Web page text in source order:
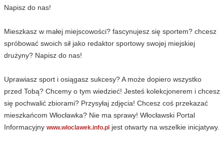
Napisz do nas!
Mieszkasz w małej miejscowości? fascynujesz się sportem? chcesz
spróbować swoich sił jako redaktor sportowy swojej miejskiej
drużyny? Napisz do nas!
Uprawiasz sport i osiągasz sukcesy? A może dopiero wszystko
przed Tobą? Chcemy o tym wiedzieć! Jesteś kolekcjonerem i chcesz
się pochwalić zbiorami? Przysyłaj zdjęcia! Chcesz coś przekazać
mieszkańcom Włocławka? Nie ma sprawy! Włocławski Portal
Informacyjny www.wloclawek.info.pl jest otwarty na wszelkie inicjatywy.